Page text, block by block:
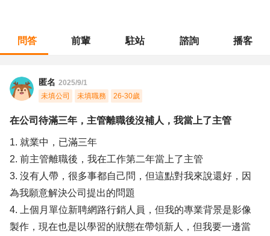
問答 前輩 駐站 諮詢 播客
匿名 2025/9/1
未填公司
未填職務 26-30歲
在公司待滿三年，主管離職後沒補人，我當上了主管
1. 就業中，已滿三年
2. 前主管離職後，我在工作第二年當上了主管
3. 沒有人帶，很多事都自己問，但這點對我來說還好，因
為我願意解決公司提出的問題
4. 上個月單位新聘網路行銷人員，但我的專業背景是影像
製作，現在也是以學習的狀態在帶領新人，但我要一邊當